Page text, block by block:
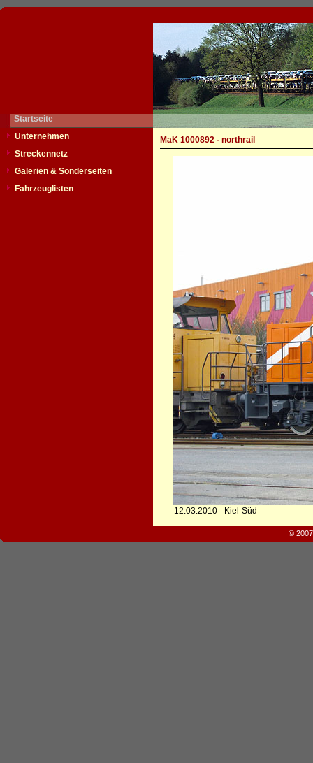
Startseite
Unternehmen
Streckennetz
Galerien & Sonderseiten
Fahrzeuglisten
MaK 1000892 - northrail
12.03.2010 - Kiel-Süd
©